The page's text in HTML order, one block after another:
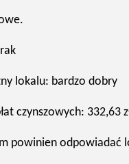
lokalu: bardzo dobry
czynszowych: 332,63
powinien odpowiadać